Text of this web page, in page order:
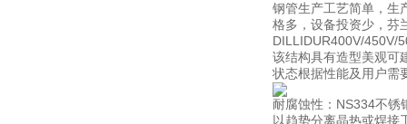
钢管生产工艺简单，
格多，设备投资少，芬
DILLIDUR400V/
该结构具有造型美观可
状态根据性能及用户需
耐腐蚀性：NS334不锈
以趋势分离晶热或焊接